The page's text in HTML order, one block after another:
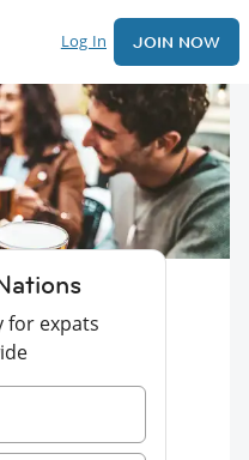
Log In JOIN NOW
for expats